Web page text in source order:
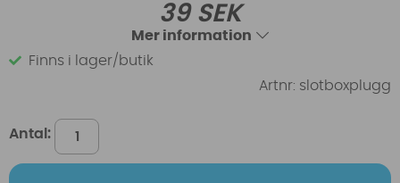
39SEK
Mer information
Finns i lager/butik
Artnr: slotboxplugg
Antal: